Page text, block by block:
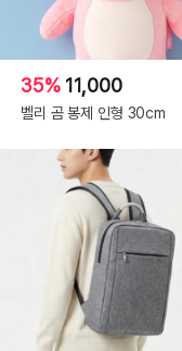
35% 11,000
벨리 곰 봉제 인형 30cm